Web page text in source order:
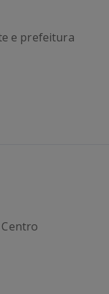
e prefeitura